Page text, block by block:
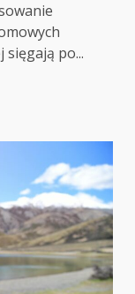
sięgają po...